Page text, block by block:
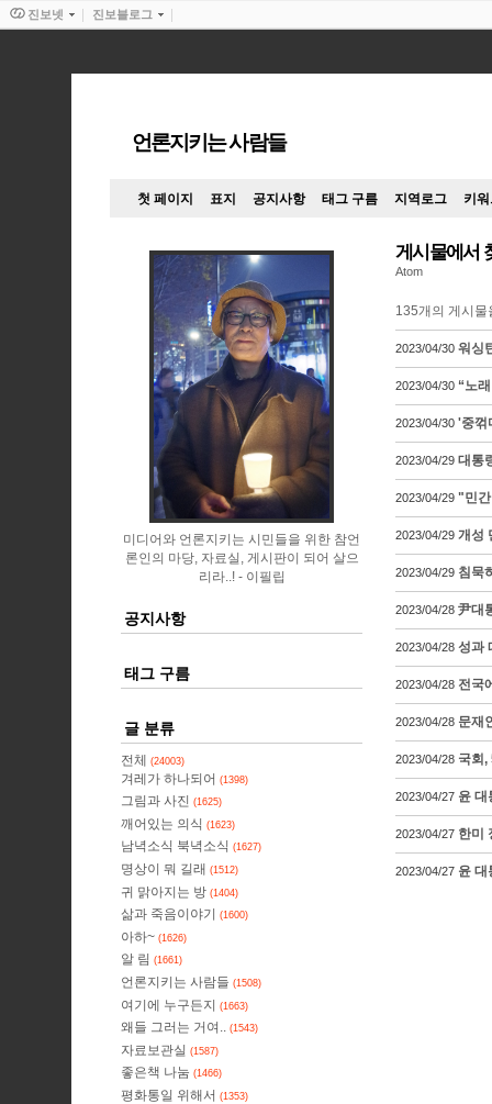
언론지키는 사람들
첫 페이지 표지 공지사항 태그 구름 지역로그 키
게시물에서
Atom
135개의 게시물
2023/04/30 워싱
2023/04/30 “노
2023/04/30 '중꺾
2023/04/29 대통
2023/04/29 "민간
2023/04/29 개성
2023/04/29 침묵
2023/04/28 尹대
2023/04/28 성과
2023/04/28 전국
2023/04/28 문재
2023/04/28 국회,
2023/04/27 윤 대
2023/04/27 한미
2023/04/27 윤 대
미디어와 언론지키는 시민들을 위한 참언
론인의 마당, 자료실, 게시판이 되어 살으
리라..!
이필립
공지사항
태그 구름
글 분류
전체 (24003)
겨레가 하나되어 (1398)
그림과 사진 (1625)
깨어있는 의식 (1623)
남녁소식 북녁소식 (1627)
명상이 뭐 길래 (1512)
귀 맑아지는 방 (1404)
삶과 죽음이야기 (1600)
아하~ (1626)
알 림 (1661)
언론지키는 사람들 (1508)
여기에 누구든지 (1663)
왜들 그러는 거여.. (1543)
자료보관실 (1587)
좋은책 나눔 (1466)
평화통일 위해서 (1353)
진보넷 진보블로그